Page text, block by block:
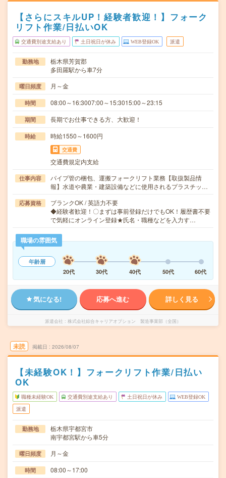
【さらにスキルUP！経験者歓迎！】フォーク
リフト作業/日払いOK
交通費別途支給あり 土日祝日が休み WEB登録OK 派遣
勤務地
栃木県芳賀郡
多田羅駅から車7分
曜日頻度 月～金
時間 08:00～16:3007:00～15:3015:00～23:15
期間 長期でお仕事できる方、大歓迎！
時給 時給1550～1600円
交通費
交通費規定内支給
仕事内容
パイプ管の梱包、運搬フォークリフト業務【取扱製品情
報】水道や農業・建築設備などに使用されるプラスチッ…
応募資格
ブランクOK / 英語力不要
◆経験者歓迎！〇まずは事前登録だけでもOK！履歴書不要
で気軽にオンライン登録★氏名・職種などを入力す…
職場の雰囲気
年齢層
20代
30代 40代 50代 60代
気になる! 応募へ進む 詳しく見る
派遣会社 株式会社綜合キャリアオプション 製造事業部（全国）
未読 掲載日 2026/08/07
【未経験OK！】フォークリフト作業/日払い
OK
職種未経験OK 交通費別途支給あり 土日祝日が休み WEB登録OK
派遣
勤務地
栃木県宇都宮市
南宇都宮駅から車5分
曜日頻度 月～金
時間 08:00～17:00